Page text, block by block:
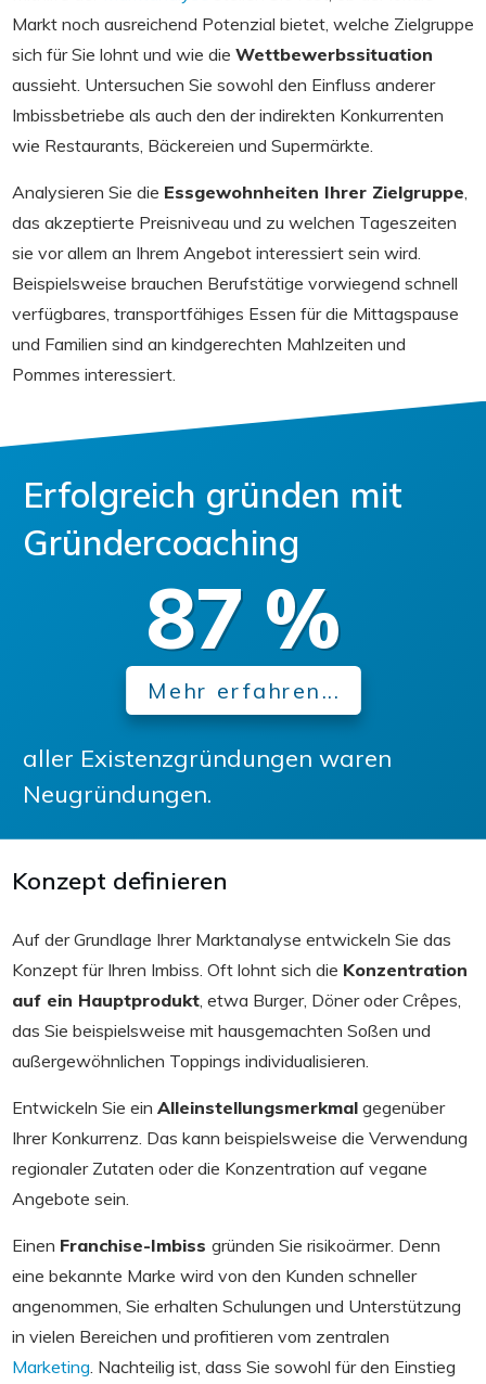
Markt noch ausreichend Potenzial bietet, welche Zielgruppe
sich für Sie lohnt und wie die Wettbewerbssituation
aussieht. Untersuchen Sie sowohl den Einfluss anderer
Imbissbetriebe als auch den der indirekten Konkurrenten
wie Restaurants, Bäckereien und Supermärkte.
Analysieren Sie die Essgewohnheiten Ihrer Zielgruppe
das akzeptierte Preisniveau und zu welchen Tageszeiten
sie vor allem an Ihrem Angebot interessiert sein wird.
Beispielsweise brauchen Berufstätige vorwiegend schnell
verfügbares, transportfähiges Essen für die Mittagspause
und Familien sind an kindgerechten Mahlzeiten und
Pommes interessiert.
Erfolgreich gründen mit
Gründercoaching
87 %
Mehr erfahren...
aller Existenzgründungen waren
Neugründungen.
Konzept definieren
Auf der Grundlage Ihrer Marktanalyse entwickeln Sie das
Konzept für Ihren Imbiss. Oft lohnt sich die Konzentration
auf ein Hauptprodukt , etwa Burger, Döner oder Crêpes,
das Sie beispielsweise mit hausgemachten Soßen und
außergewöhnlichen Toppings individualisieren.
Entwickeln Sie ein Alleinstellungsmerkmal gegenüber
Ihrer Konkurrenz. Das kann beispielsweise die Verwendung
regionaler Zutaten oder die Konzentration auf vegane
Angebote sein.
Einen Franchise-Imbiss gründen Sie risikoärmer. Denn
eine bekannte Marke wird von den Kunden schneller
angenommen, Sie erhalten Schulungen und Unterstützung
in vielen Bereichen und profitieren vom zentralen
Marketing . Nachteilig ist, dass Sie sowohl für den Einstieg